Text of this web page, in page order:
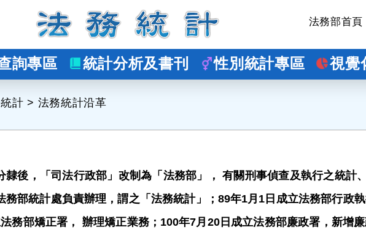
法務部首頁
詢專區 統計分析及書刊 性別統計專區 視覺
計 > 法務統計沿革
隸後，「司法行政部」改制為「法務部」， 有關刑事偵查及執行之統計
務部統計處負責辦理，謂之「法務統計」；89年1月1日成立法務部行政
務部矯正署， 辦理矯正業務；100年7月20日成立法務部廉政署，新增